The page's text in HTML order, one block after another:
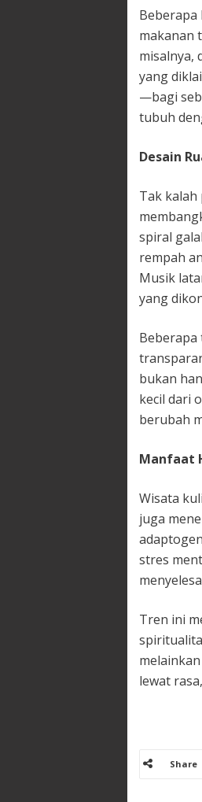
makanan
misalnya,
yang
—bagi
tubuh
Desain
Tak
spiral
rempah
Musik
yang
bukan
kecil dari
berubah
Manfaat
Wisata
juga
stres
Tren ini
lewat
Share